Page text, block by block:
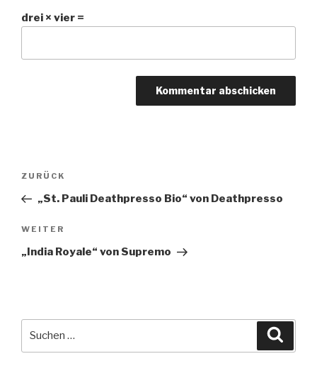
drei × vier =
Beitragsnavigation
Vorheriger
Beitrag
ZURÜCK
„St. Pauli Deathpresso Bio“ von Deathpresso
Nächster
Beitrag
WEITER
„India Royale“ von Supremo